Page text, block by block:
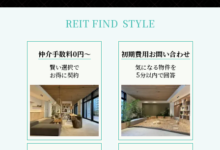
REIT FIND STYLE
仲介手数料0円～
賢い選択で
お得に契約
初期費用お問い合わせ
気になる物件を
5分以内で回答